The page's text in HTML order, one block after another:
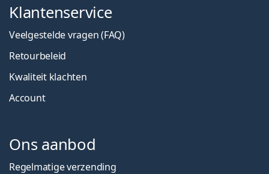
Klantenservice
Veelgestelde vragen (FAQ)
Retourbeleid
Kwaliteit klachten
Account
Ons aanbod
Regelmatige verzending